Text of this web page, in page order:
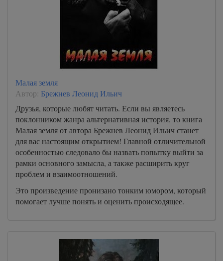
Малая земля
Автор: Брежнев Леонид Ильич
Друзья, которые любят читать. Если вы являетесь
поклонником жанра альтернативная история, то книга
Малая земля от автора Брежнев Леонид Ильич станет
для вас настоящим открытием! Главной отличительной
особенностью следовало бы назвать попытку выйти за
рамки основного замысла, а также расширить круг
проблем и взаимоотношений.
Это произведение пронизано тонким юмором, который
помогает лучше понять и оценить происходящее.